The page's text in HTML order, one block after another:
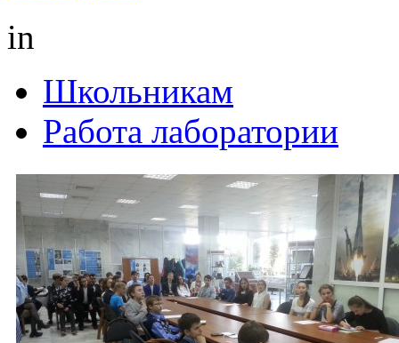
in
Школьникам
Работа лаборатории